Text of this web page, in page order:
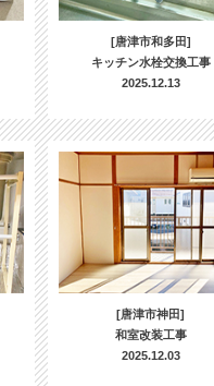
[唐津市和多田]
キッチン水栓交換工事
2025.12.13
[唐津市神田]
和室改装工事
2025.12.03